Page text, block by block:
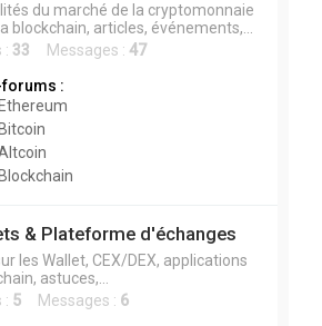
du marché de la cryptomonnaie
blockchain, articles, événements,...
: 33 Messages : 47
:
Ethereum
Bitcoin
Blockchain
& Plateforme d'échanges
les Wallet, CEX/DEX, applications
astuces,...
: 5 Messages : 6